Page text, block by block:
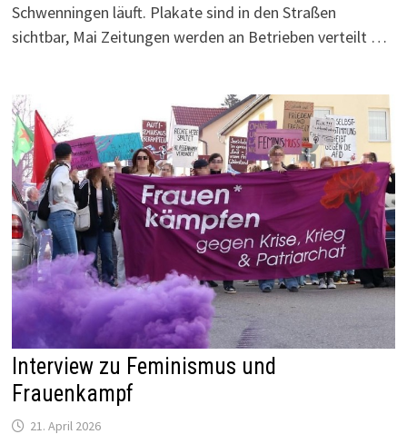
Schwenningen läuft. Plakate sind in den Straßen
sichtbar, Mai Zeitungen werden an Betrieben verteilt …
Interview zu Feminismus und
Frauenkampf
21. April 2026